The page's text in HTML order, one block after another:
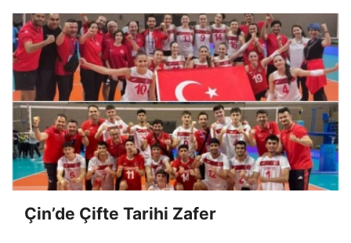
Çin’de Çifte Tarihi Zafer